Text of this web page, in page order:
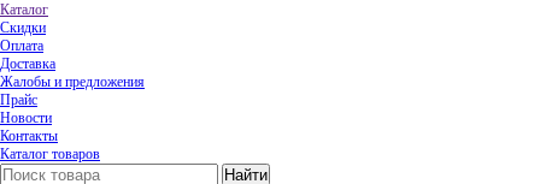
Каталог
Скидки
Оплата
Доставка
Жалобы и предложения
Прайс
Новости
Контакты
Каталог товаров